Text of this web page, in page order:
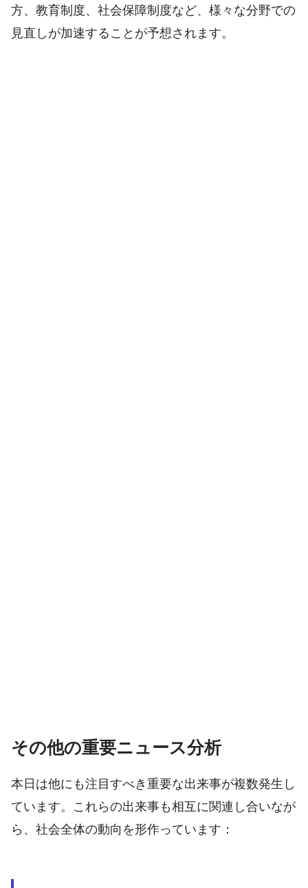
方、教育制度、社会保障制度など、様々な分野での
見直しが加速することが予想されます。
その他の重要ニュース分析
本日は他にも注目すべき重要な出来事が複数発生し
ています。これらの出来事も相互に関連し合いなが
ら、社会全体の動向を形作っています：